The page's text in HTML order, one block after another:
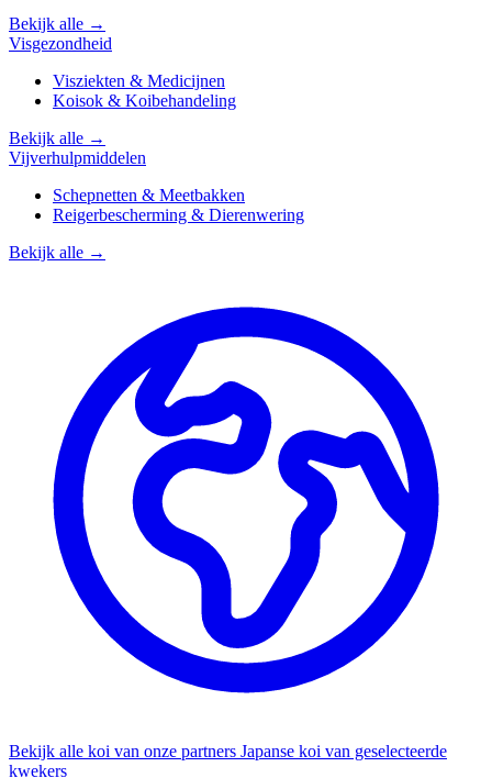
Bekijk alle →
Visgezondheid
Visziekten & Medicijnen
Koisok & Koibehandeling
Bekijk alle →
Vijverhulpmiddelen
Schepnetten & Meetbakken
Reigerbescherming & Dierenwering
Bekijk alle →
Bekijk alle koi van onze partners Japanse koi van geselecteerde
kwekers